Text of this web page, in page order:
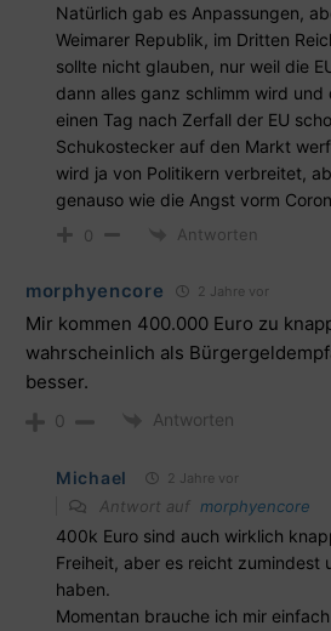
Natürlich gab es Anpassungen,
Weimarer Republik, im Dritten
sollte nicht glauben, nur weil die
dann alles ganz schlimm wird und
einen Tag nach Zerfall der EU
Schukostecker auf den Markt
wird ja von Politikern verbreitet,
genauso wie die Angst vorm
0 Antworten
morphyencore 2 Jahre vor
Mir kommen 400.000 Euro zu
wahrscheinlich als
besser.
0 Antworten
Michael 2 Jahre vor
Antwort auf morphyencore
400k Euro sind auch wirklich
Freiheit, aber es reicht zumindest
haben.
Momentan brauche ich mir